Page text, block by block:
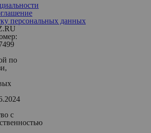
персональных данных
по
с